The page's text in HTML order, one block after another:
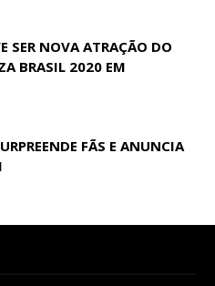
SER NOVA ATRAÇÃO DO
BRASIL 2020 EM
FÃS E ANUNCIA